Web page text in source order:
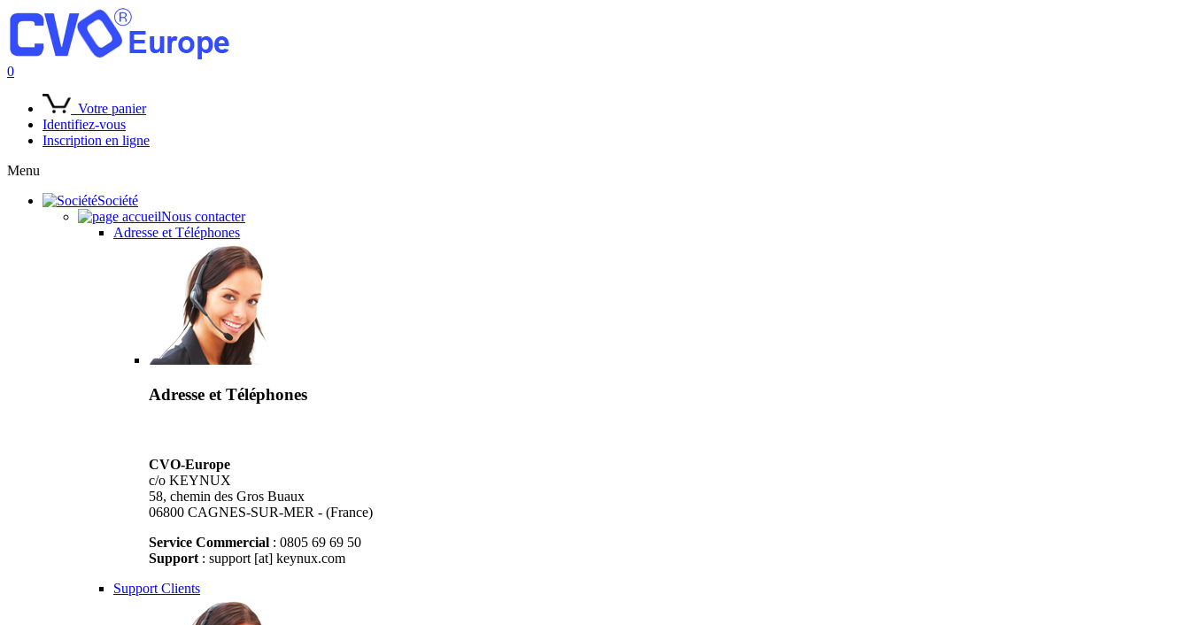
0
Votre panier
Identifiez-vous
Inscription en ligne
Menu
Société
Nous contacter
Adresse et Téléphones
Adresse et Téléphones
CVO-Europe
c/o KEYNUX
58, chemin des Gros Buaux
06800 CAGNES-SUR-MER - (France)
Service Commercial : 0805 69 69 50
Support : support [at] keynux.com
Support Clients